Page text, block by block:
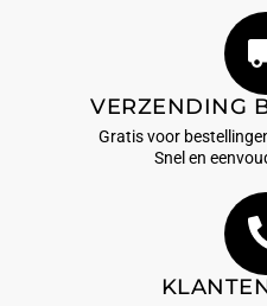
VERZENDING
Gratis voor
Snel en